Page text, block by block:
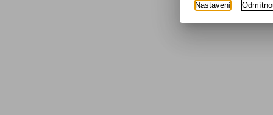
Nastavení